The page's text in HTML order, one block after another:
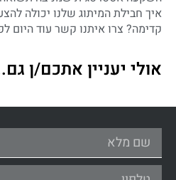
איך חבילת המיתוג שלנו יכולה
קדימה? צרו איתנו קשר עוד היום
אולי יעניין אתכם/ן